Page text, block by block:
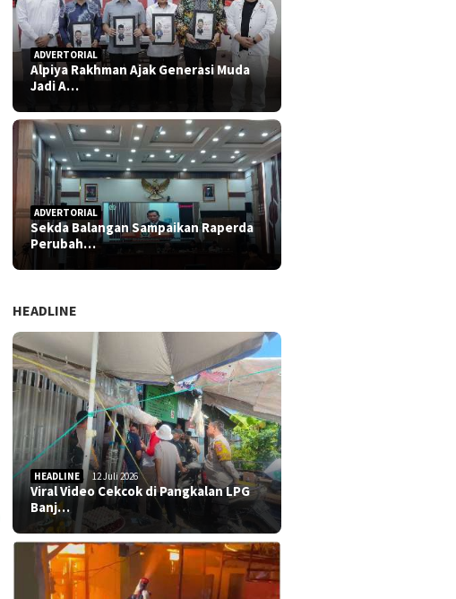
ADVERTORIAL
Alpiya Rakhman Ajak Generasi Muda
Jadi A…
ADVERTORIAL
Sekda Balangan Sampaikan Raperda
Perubah…
HEADLINE
HEADLINE 12 Juli 2026
Viral Video Cekcok di Pangkalan LPG
Banj…